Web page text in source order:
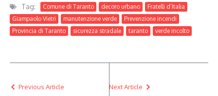
Tag: Comune di Taranto decoro urbano
Fratelli d’Italia
Giampaolo Vietri
manutenzione verde
Prevenzione incendi
Provincia di Taranto
sicurezza stradale taranto verde incolto
Previous Article Next Article